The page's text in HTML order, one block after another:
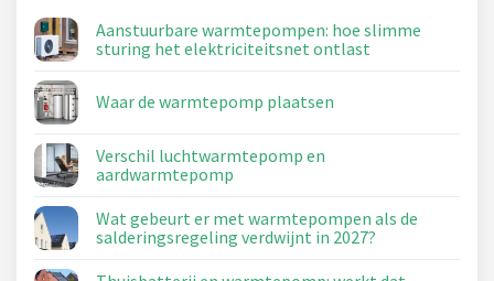
Aanstuurbare warmtepompen: hoe slimme
sturing het elektriciteitsnet ontlast
Waar de warmtepomp plaatsen
Verschil luchtwarmtepomp en
aardwarmtepomp
Wat gebeurt er met warmtepompen als de
salderingsregeling verdwijnt in 2027?